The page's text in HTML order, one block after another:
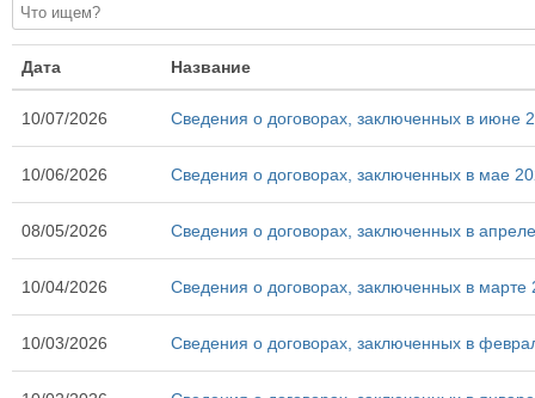
Дата Название
10/07/2026 Сведения о договорах, заключенных в июне
10/06/2026 Сведения о договорах, заключенных в мае
08/05/2026 Сведения о договорах, заключенных в
10/04/2026 Сведения о договорах, заключенных в марте
10/03/2026 Сведения о договорах, заключенных в